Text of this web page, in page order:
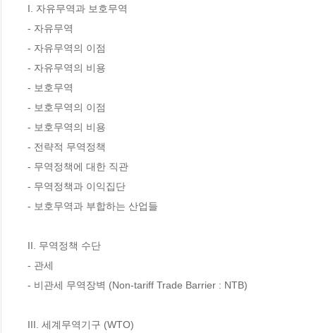
I. 자유무역과 보호무역
- 자유무역
- 자유무역의 이점
- 자유무역의 비용
- 보호무역
- 보호무역의 이점
- 보호무역의 비용
- 전략적 무역정책
- 무역정책에 대한 직관
- 무역정책과 이익집단
- 보호무역과 부합하는 산업들
II. 무역정책 수단
- 관세
- 비관세 무역장벽 (Non-tariff Trade Barrier : NTB)
III. 세계무역기구 (WTO)